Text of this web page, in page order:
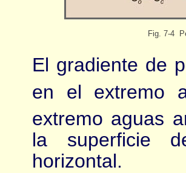
Fig. 7-4
El gradiente de
en el extremo
extremo aguas
la superficie
horizontal.